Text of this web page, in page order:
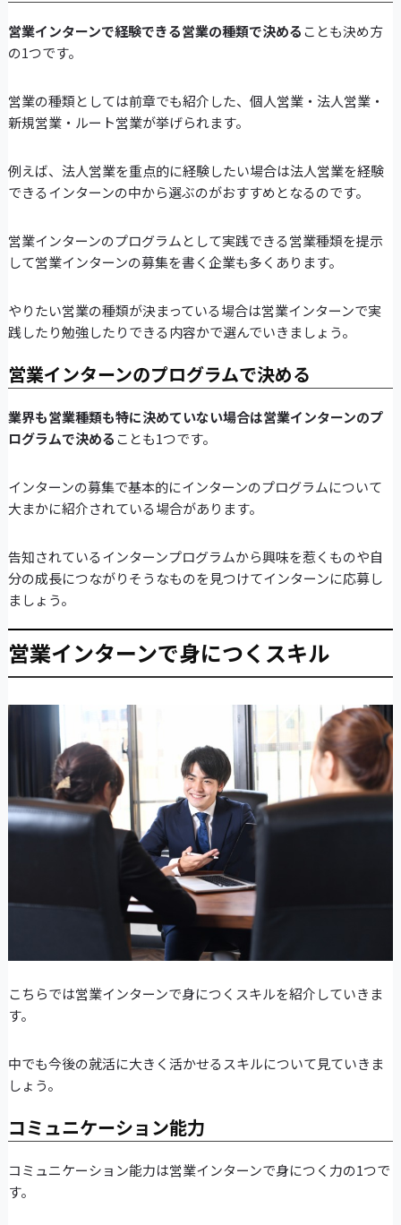
営業インターンで経験できる営業の種類で決めることも決め方
の1つです。
営業の種類としては前章でも紹介した、個人営業・法人営業・
新規営業・ルート営業が挙げられます。
例えば、法人営業を重点的に経験したい場合は法人営業を経験
できるインターンの中から選ぶのがおすすめとなるのです。
営業インターンのプログラムとして実践できる営業種類を提示
して営業インターンの募集を書く企業も多くあります。
やりたい営業の種類が決まっている場合は営業インターンで実
践したり勉強したりできる内容かで選んでいきましょう。
営業インターンのプログラムで決める
業界も営業種類も特に決めていない場合は営業インターンのプ
ログラムで決めることも1つです。
インターンの募集で基本的にインターンのプログラムについて
大まかに紹介されている場合があります。
告知されているインターンプログラムから興味を惹くものや自
分の成長につながりそうなものを見つけてインターンに応募し
ましょう。
営業インターンで身につくスキル
こちらでは営業インターンで身につくスキルを紹介していきま
す。
中でも今後の就活に大きく活かせるスキルについて見ていきま
しょう。
コミュニケーション能力
コミュニケーション能力は営業インターンで身につく力の1つで
す。